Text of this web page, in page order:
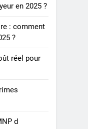
en 2025 ?
: comment
?
réel pour
d